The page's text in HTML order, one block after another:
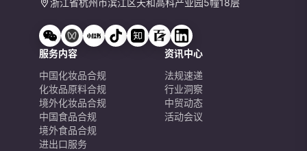
服务内容
中国化妆品合规
化妆品原料合规
境外化妆品合规
中国食品合规
境外食品合规
进出口服务
资讯中心
法规速递
行业洞察
中贸动态
活动会议